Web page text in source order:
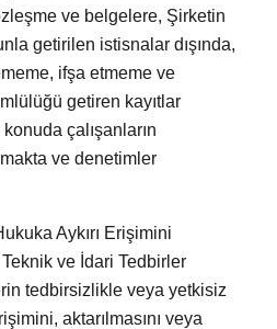
ve belgelere, Şirketin
getirilen istisnalar dışında,
ifşa etmeme ve
getiren kayıtlar
çalışanların
ve denetimler
Aykırı Erişimini
ve İdari Tedbirler
tedbirsizlikle veya yetkisiz
aktarılmasını veya